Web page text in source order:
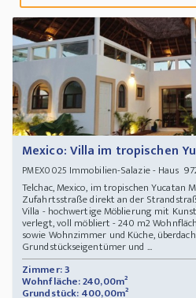
Mexico: Villa im tropischen
PMEX0025 Immobilien-Salazie - Haus
Telchac, Mexico, im tropischen Yucatan
Zufahrtsstraße direkt an der
Villa - hochwertige Möblierung mit
verlegt, voll möbliert - 240 m2
sowie Wohnzimmer und Küche,
Grundstückseigentümer und ...
Zimmer: 3
Wohnfläche: 240,00m²
Grundstück: 400,00m²